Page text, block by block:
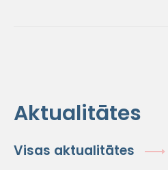
Aktualitātes
Visas aktualitātes